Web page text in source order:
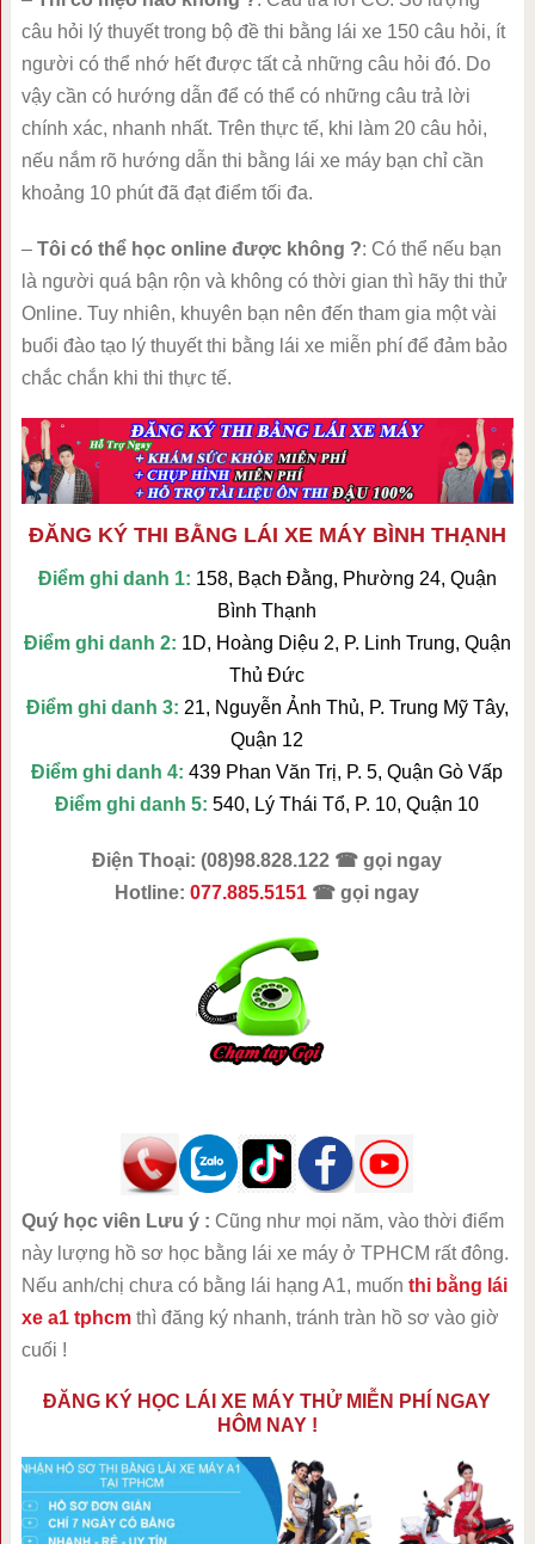
câu hỏi lý thuyết trong bộ đề thi bằng lái xe 150 câu hỏi, ít
người có thể nhớ hết được tất cả những câu hỏi đó. Do
vậy cần có hướng dẫn để có thể có những câu trả lời
chính xác, nhanh nhất. Trên thực tế, khi làm 20 câu hỏi,
nếu nắm rõ hướng dẫn thi bằng lái xe máy bạn chỉ cần
khoảng 10 phút đã đạt điểm tối đa.
– Tôi có thể học online được không ?: Có thể nếu bạn
là người quá bận rộn và không có thời gian thì hãy thi thử
Online. Tuy nhiên, khuyên bạn nên đến tham gia một vài
buổi đào tạo lý thuyết thi bằng lái xe miễn phí để đảm bảo
chắc chắn khi thi thực tế.
ĐĂNG KÝ THI BẰNG LÁI XE MÁY BÌNH THẠNH
Điểm ghi danh 1: 158, Bạch Đằng, Phường 24, Quận
Bình Thạnh
Điểm ghi danh 2: 1D, Hoàng Diệu 2, P. Linh Trung, Quận
Thủ Đức
Điểm ghi danh 3: 21, Nguyễn Ảnh Thủ, P. Trung Mỹ Tây,
Quận 12
Điểm ghi danh 4: 439 Phan Văn Trị, P. 5, Quận Gò Vấp
Điểm ghi danh 5: 540, Lý Thái Tổ, P. 10, Quận 10
Điện Thoại: (08)98.828.122 ☎ gọi ngay
Hotline:077.885.5151 ☎ gọi ngay
Quý học viên Lưu ý : Cũng như mọi năm, vào thời điểm
này lượng hồ sơ học bằng lái xe máy ở TPHCM rất đông.
Nếu anh/chị chưa có bằng lái hạng A1, muốn thi bằng lái
xe a1 tphcmthì đăng ký nhanh, tránh tràn hồ sơ vào giờ
cuối !
ĐĂNG KÝ HỌC LÁI XE MÁY THỬ MIỄN PHÍ NGAY
HÔM NAY !